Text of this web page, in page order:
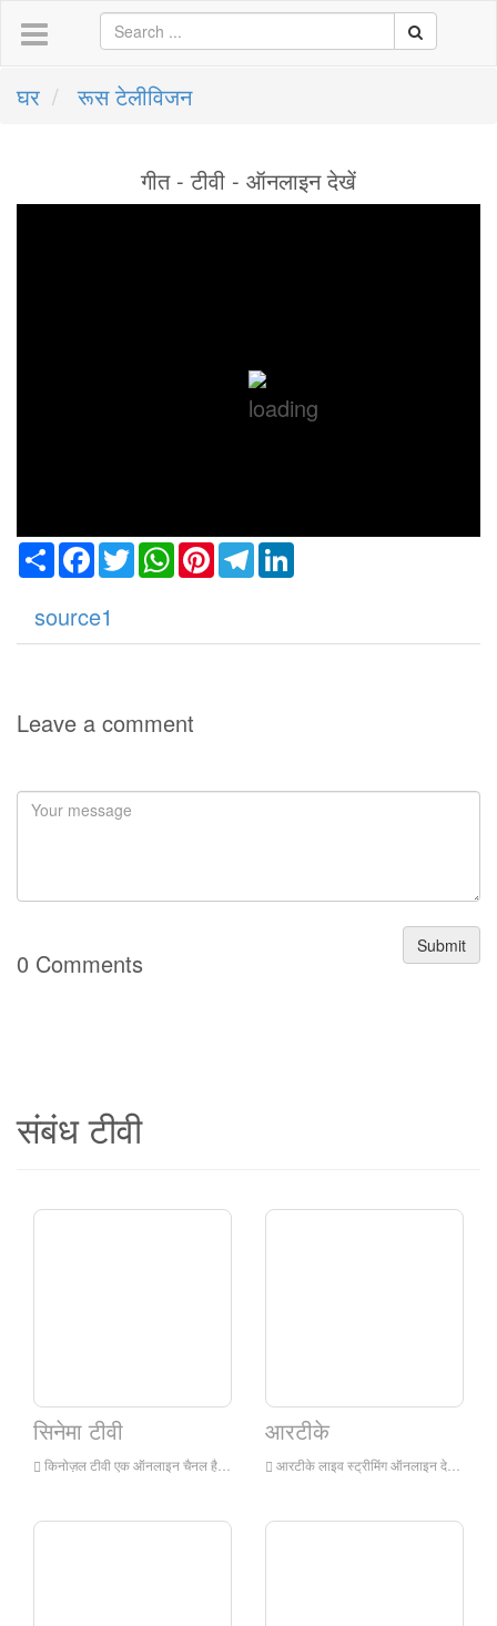
घर रूस टेलीविजन
गीत - टीवी - ऑनलाइन देखें
ShareFacebook
TwitterWhatsApp
PinterestTelegram
source1
Leave a comment
Submit
0 Comments
संबंध टीवी
सिनेमा टीवी
किनोज़ल टीवी एक ऑनलाइन चैनल है जो लोकप्रिय फिल्मों और कार्टून प्रदान करता है।
आरटीके
आरटीके लाइव स्ट्रीमिंग ऑनलाइन देखें, आरटीके टीवी लाइव स्ट्रीमिंग, आरटीके टीवी रूस में एक टेलीविजन स्टेशन है